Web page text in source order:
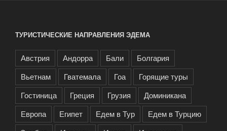
ТУРИСТИЧЕСКИЕ НАПРАВЛЕНИЯ ЭДЕМА
Австрия Андорра Бали
Болгария
Вьетнам
Гватемала Гоа
Горящие туры
Гостиница
Греция Грузия
Доминикана
Европа
Египет Едем в Тур
Едем в Турцию